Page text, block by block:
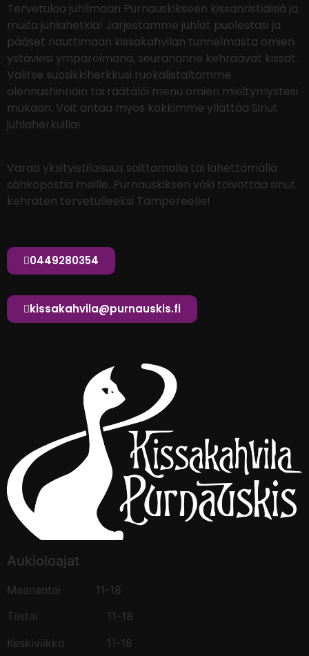
Tervetuloa juhlimaan Purnauskikseen kissanristiäisiä ja
muita juhlahetkiä! Järjestämme juhlat puolestasi ja
pääset nauttimaan kissakahvilan tunnelmasta omien
ystäviesi ympäröimänä, seurananne kehräävät kissat.
Valitse suosikkiherkkusi ruokalistaltamme
alennushinnoin tai räätälöi menu omien mieltymystesi
mukaan. Voit antaa myös kokkimme yllättää Sinut
juhlaherkuilla!
Varaa yksityistilaisuus soittamalla tai lähettämällä
sähköpostia meille. Purnauskiksen väki toivottaa sinut
kehräten tervetulleeksi Tampereelle!
0449280354
kissakahvila@purnauskis.fi
Aukioloajat
Maanantai 11-18
Tiistai 11-18
Keskiviikko 11-18